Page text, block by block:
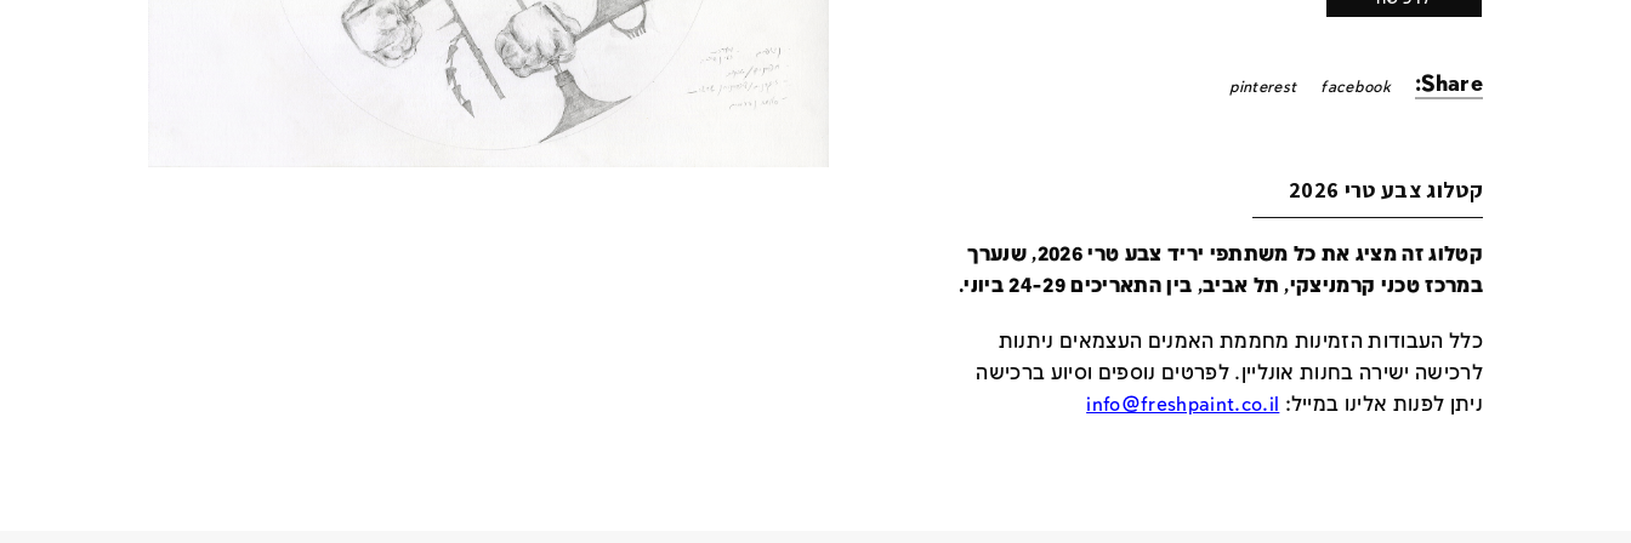
Share:
facebook
pinterest
קטלוג צבע טרי 2026
קטלוג זה מציג את כל משתתפי יריד צבע טרי 2026, שנערך
במרכז טכני קרמניצקי, תל אביב, בין התאריכים 24-29 ביוני.
כלל העבודות הזמינות מחממת האמנים העצמאים ניתנות
לרכישה ישירה בחנות אונליין.לפרטים נוספים וסיוע ברכישה
ניתן לפנות אלינו במייל:
info@freshpaint.co.il